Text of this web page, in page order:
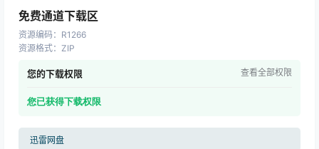
免费通道下载区
资源编码： R1266
资源格式： ZIP
您的下载权限 查看全部权限
您已获得下载权限
迅雷网盘